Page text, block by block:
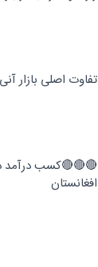
تفاوت اصلی بازار
🔴🔴🔴کسب درآمد
افغانستان